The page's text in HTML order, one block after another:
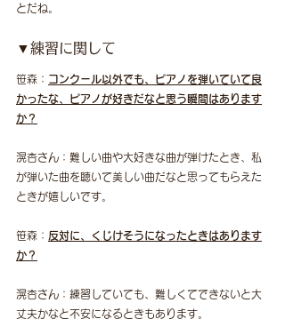
とだね。
▼練習に関して
笹森： コンクール以外でも、ピアノを弾いていて良
かったな、ピアノが好きだなと思う瞬間はあります
か？
滉杏さん：難しい曲や大好きな曲が弾けたとき、私
が弾いた曲を聴いて美しい曲だなと思ってもらえた
ときが嬉しいです。
笹森： 反対に、くじけそうになったときはあります
か？
滉杏さん：練習していても、難しくてできないと大
丈夫かなと不安になるときもあります。